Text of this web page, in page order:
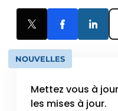
NOUVELLES
Mettez vous à
les mises à jour.